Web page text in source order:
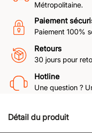
Métropolitaine.
Paiement
Paiement 100%
Retours
30 jours pour
Hotline
Une question ?
Détail du produit